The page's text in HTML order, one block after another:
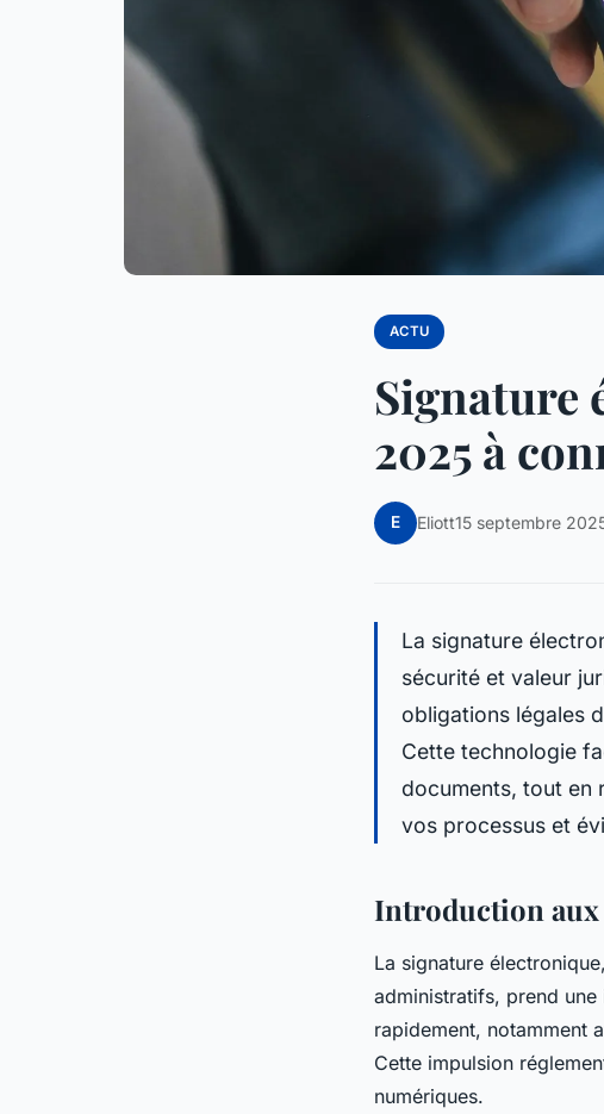
ACTU
Signature
2025 à
E Eliott15 septembre
La signature
sécurité et valeur
obligations légales
Cette technologie
documents, tout en
vos processus et
Introduction aux
La signature
administratifs, prend
rapidement, notamment
Cette impulsion
numériques.